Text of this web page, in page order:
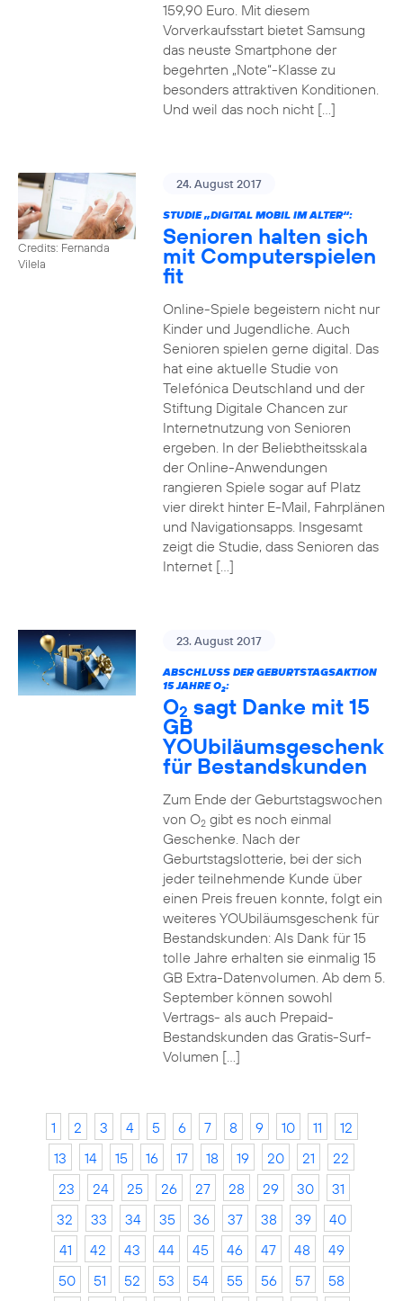
159,90 Euro. Mit diesem
Vorverkaufsstart bietet Samsung
das neuste Smartphone der
begehrten „Note“-Klasse zu
besonders attraktiven Konditionen.
Und weil das noch nicht […]
Credits: Fernanda
Vilela
24. August 2017
STUDIE „DIGITAL MOBIL IM ALTER“:
Senioren halten sich
mit Computerspielen
fit
Online-Spiele begeistern nicht nur
Kinder und Jugendliche. Auch
Senioren spielen gerne digital. Das
hat eine aktuelle Studie von
Telefónica Deutschland und der
Stiftung Digitale Chancen zur
Internetnutzung von Senioren
ergeben. In der Beliebtheitsskala
der Online-Anwendungen
rangieren Spiele sogar auf Platz
vier direkt hinter E-Mail, Fahrplänen
und Navigationsapps. Insgesamt
zeigt die Studie, dass Senioren das
Internet […]
23. August 2017
ABSCHLUSS DER GEBURTSTAGSAKTION
15 JAHRE O2:
O2 sagt Danke mit 15
GB
YOUbiläumsgeschenk
für Bestandskunden
Zum Ende der Geburtstagswochen
von O2gibt es noch einmal
Geschenke. Nach der
Geburtstagslotterie, bei der sich
jeder teilnehmende Kunde über
einen Preis freuen konnte, folgt ein
weiteres YOUbiläumsgeschenk für
Bestandskunden: Als Dank für 15
tolle Jahre erhalten sie einmalig 15
GB Extra-Datenvolumen. Ab dem 5.
September können sowohl
Vertrags- als auch Prepaid-
Bestandskunden das Gratis-Surf-
Volumen […]
1 2 3 4 5 6 7 8 9 10 11
12
13
14 15 16 17 18 19 20 21
22
23
24 25 26 27 28 29 30
31
32
33 34 35 36 37 38 39
40
41
42 43 44 45 46 47 48
49
50
51 52 53 54 55 56 57
58